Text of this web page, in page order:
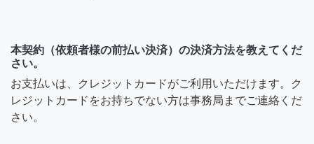
本契約（依頼者様の前払い決済）の決済方法を教えてくだ
さい。
お支払いは、クレジットカードがご利用いただけます。ク
レジットカードをお持ちでない方は事務局までご連絡くだ
さい。